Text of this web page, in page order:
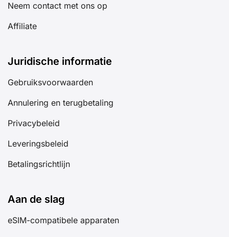
Neem contact met ons op
Affiliate
Juridische informatie
Gebruiksvoorwaarden
Annulering en terugbetaling
Privacybeleid
Leveringsbeleid
Betalingsrichtlijn
Aan de slag
eSIM-compatibele apparaten